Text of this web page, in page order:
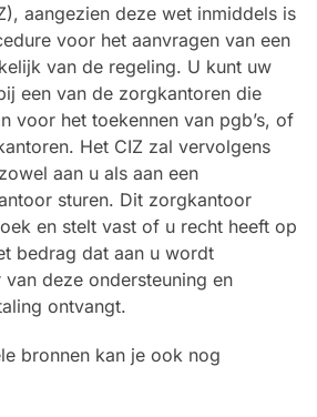
aangezien deze wet inmiddels is
voor het aanvragen van een
van de regeling. U kunt uw
een van de zorgkantoren die
voor het toekennen van pgb’s, of
Het CIZ zal vervolgens
aan u als aan een
sturen. Dit zorgkantoor
en stelt vast of u recht heeft op
bedrag dat aan u wordt
deze ondersteuning en
ontvangt.
bronnen kan je ook nog